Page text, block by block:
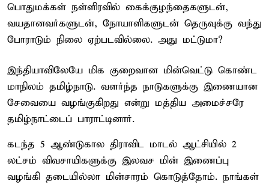
பொதுமக்கள் நள்ளிரவில் கைக்குழந்தைகளுடன்,
வயதானவர்களுடன், நோயாளிகளுடன் தெருவுக்கு வந்து
போராடும் நிலை ஏற்படவில்லை. அது மட்டுமா?
இந்தியாவிலேயே மிக குறைவான மின்வெட்டு கொண்ட
மாநிலம் தமிழ்நாடு. வளர்ந்த நாடுகளுக்கு இணையான
சேவையை வழங்குகிறது என்று மத்திய அமைச்சரே
தமிழ்நாட்டைப் பாராட்டினார்.
கடந்த 5 ஆண்டுகால திராவிட மாடல் ஆட்சியில் 2
லட்சம் விவசாயிகளுக்கு இலவச மின் இணைப்பு
வழங்கி தடையில்லா மின்சாரம் கொடுத்தோம். நாங்கள்